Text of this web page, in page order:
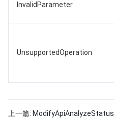
InvalidParameter
UnsupportedOperation
上一篇: ModifyApiAnalyzeStatus